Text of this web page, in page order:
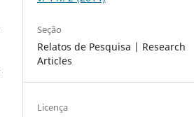
Seção
Relatos de Pesquisa | Research
Articles
Licença